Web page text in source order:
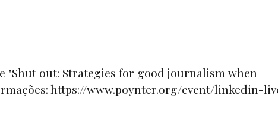
out: Strategies for good journalism when
https://www.poynter.org/event/linkedin-